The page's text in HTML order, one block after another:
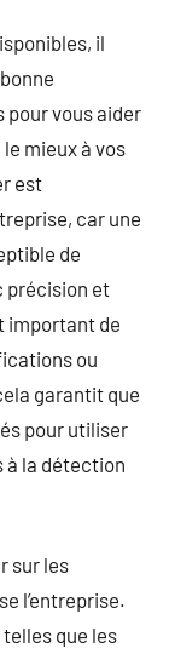
il
vous aider
mieux à vos
est
car une
de
précision et
important de
ou
garantit que
pour utiliser
à la détection
sur les
l’entreprise.
que les